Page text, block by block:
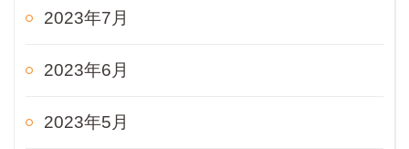
2023年7月
2023年6月
2023年5月